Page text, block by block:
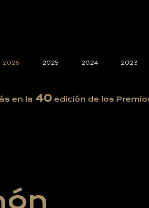
2026 2025 2024 2023
en la 40 edición de los